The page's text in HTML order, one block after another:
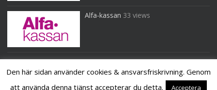
Alfa-kassan 33 views
Den här sidan använder cookies & ansvarsfriskrivning. Genom
att använda denna tjänst accepterar du detta.
Acceptera